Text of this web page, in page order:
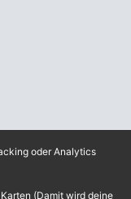
oder Analytics
(Damit wird deine